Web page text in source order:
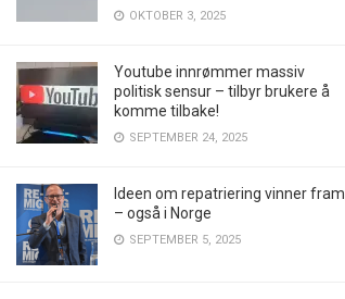
OKTOBER 3, 2025
Youtube innrømmer massiv
politisk sensur – tilbyr brukere å
komme tilbake!
SEPTEMBER 24, 2025
Ideen om repatriering vinner fram
– også i Norge
SEPTEMBER 5, 2025